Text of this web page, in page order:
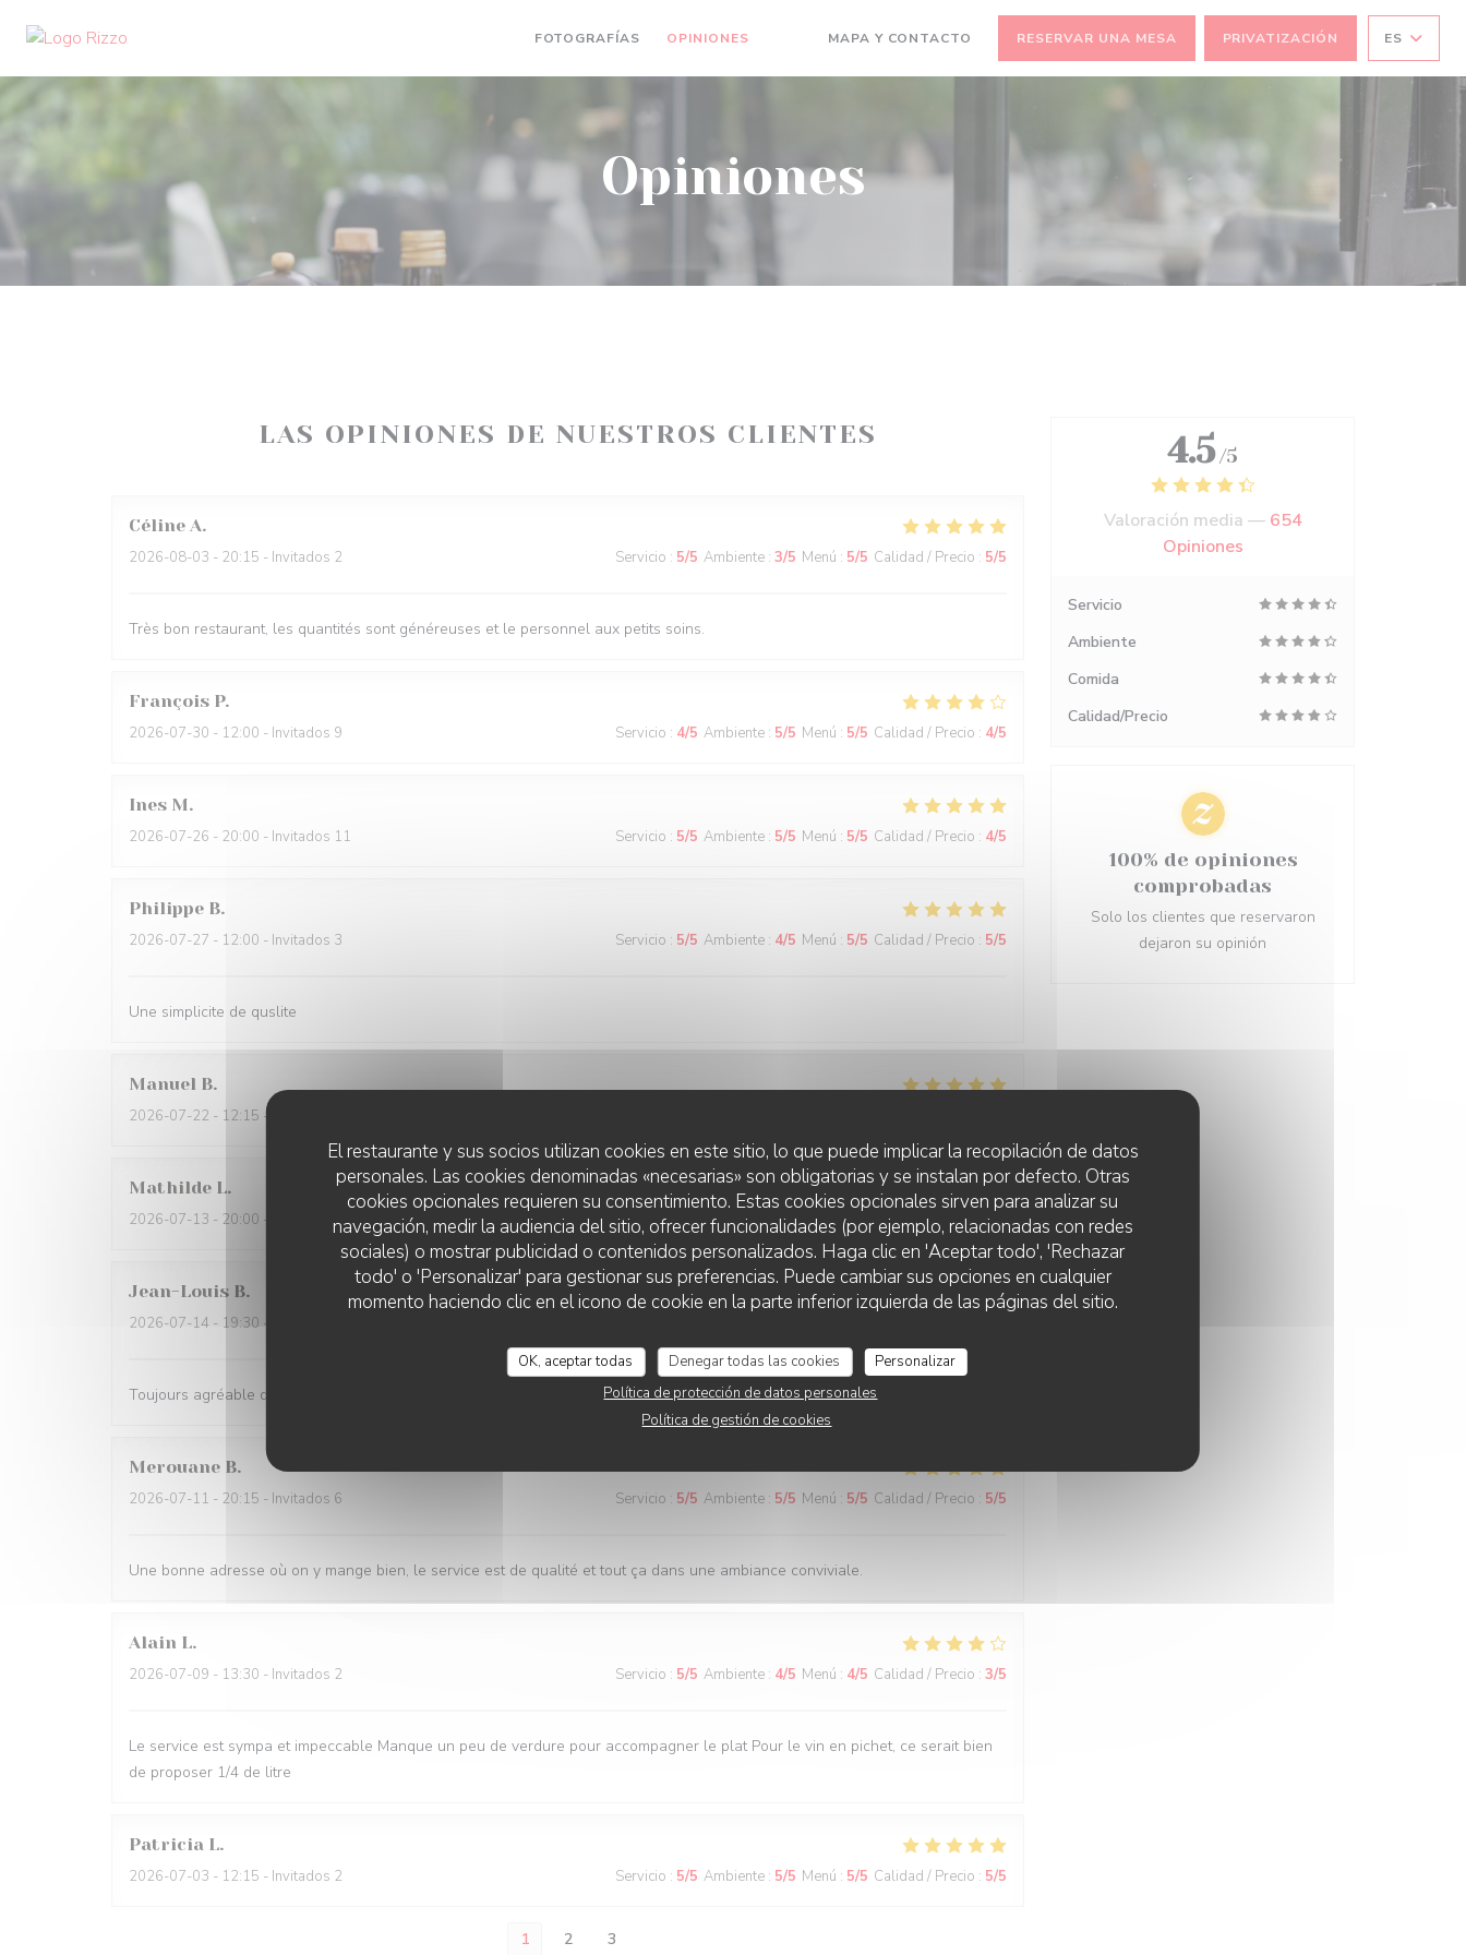
El restaurante y sus socios utilizan cookies en este sitio, lo que puede implicar la recopilación de datos
personales. Las cookies denominadas «necesarias» son obligatorias y se instalan por defecto. Otras
cookies opcionales requieren su consentimiento. Estas cookies opcionales sirven para analizar su
navegación, medir la audiencia del sitio, ofrecer funcionalidades (por ejemplo, relacionadas con redes
sociales) o mostrar publicidad o contenidos personalizados. Haga clic en 'Aceptar todo', 'Rechazar
todo' o 'Personalizar' para gestionar sus preferencias. Puede cambiar sus opciones en cualquier
momento haciendo clic en el icono de cookie en la parte inferior izquierda de las páginas del sitio.
OK, aceptar todas Denegar todas las cookies
Personalizar
Política de protección de datos personales
Política de gestión de cookies
FOTOGRAFÍAS OPINIONES MAPA Y CONTACTO RESERVAR UNA MESA PRIVATIZACIÓN ES
Opiniones
LAS OPINIONES DE NUESTROS CLIENTES
Céline A
2026-08-03 - 20:15 - Invitados 2 Servicio : 5/5 Ambiente : 3/5 Menú : 5/5 Calidad / Precio : 5/5
Très bon restaurant, les quantités sont généreuses et le personnel aux petits soins.
François P
2026-07-30 - 12:00 - Invitados 9 Servicio : 4/5 Ambiente : 5/5 Menú : 5/5 Calidad / Precio : 4/5
Ines M
2026-07-26 - 20:00 - Invitados 11 Servicio : 5/5 Ambiente : 5/5 Menú : 5/5 Calidad / Precio : 4/5
Philippe B
2026-07-27 - 12:00 - Invitados 3 Servicio : 5/5 Ambiente : 4/5 Menú : 5/5 Calidad / Precio : 5/5
Une simplicite de quslite
Manuel B
2026-07-22 - 12:15 - Invitados 2
Mathilde L
2026-07-13 - 20:00 - Invitados 3 Servicio:5/5 Ambiente:5/5 Menú 5/5 Calidad / Precio:5/5
Jean-Louis B
2026-07-14 - 19:30 - Invitados 3
Toujours agréable de venir au Rizzo
Merouane B
2026-07-11 - 20:15 - Invitados 6 Servicio : 5/5 Ambiente : 5/5 Menú : 5/5 Calidad / Precio : 5/5
Une bonne adresse où on y mange bien, le service est de qualité et tout ça dans une ambiance conviviale.
Alain L
2026-07-09 - 13:30 - Invitados 2 Servicio : 5/5 Ambiente : 4/5 Menú : 4/5 Calidad / Precio : 3/5
Le service est sympa et impeccable Manque un peu de verdure pour accompagner le plat Pour le vin en pichet, ce serait bien
de proposer 1/4 de litre
Patricia L
2026-07-03 - 12:15 - Invitados 2 Servicio : 5/5 Ambiente : 5/5 Menú : 5/5 Calidad / Precio : 5/5
1 2 3
4.5 /5
Valoración media — 654
Opiniones
Servicio
Ambiente
Comida
Calidad/Precio
100% de opiniones
comprobadas
Solo los clientes que reservaron
dejaron su opinión